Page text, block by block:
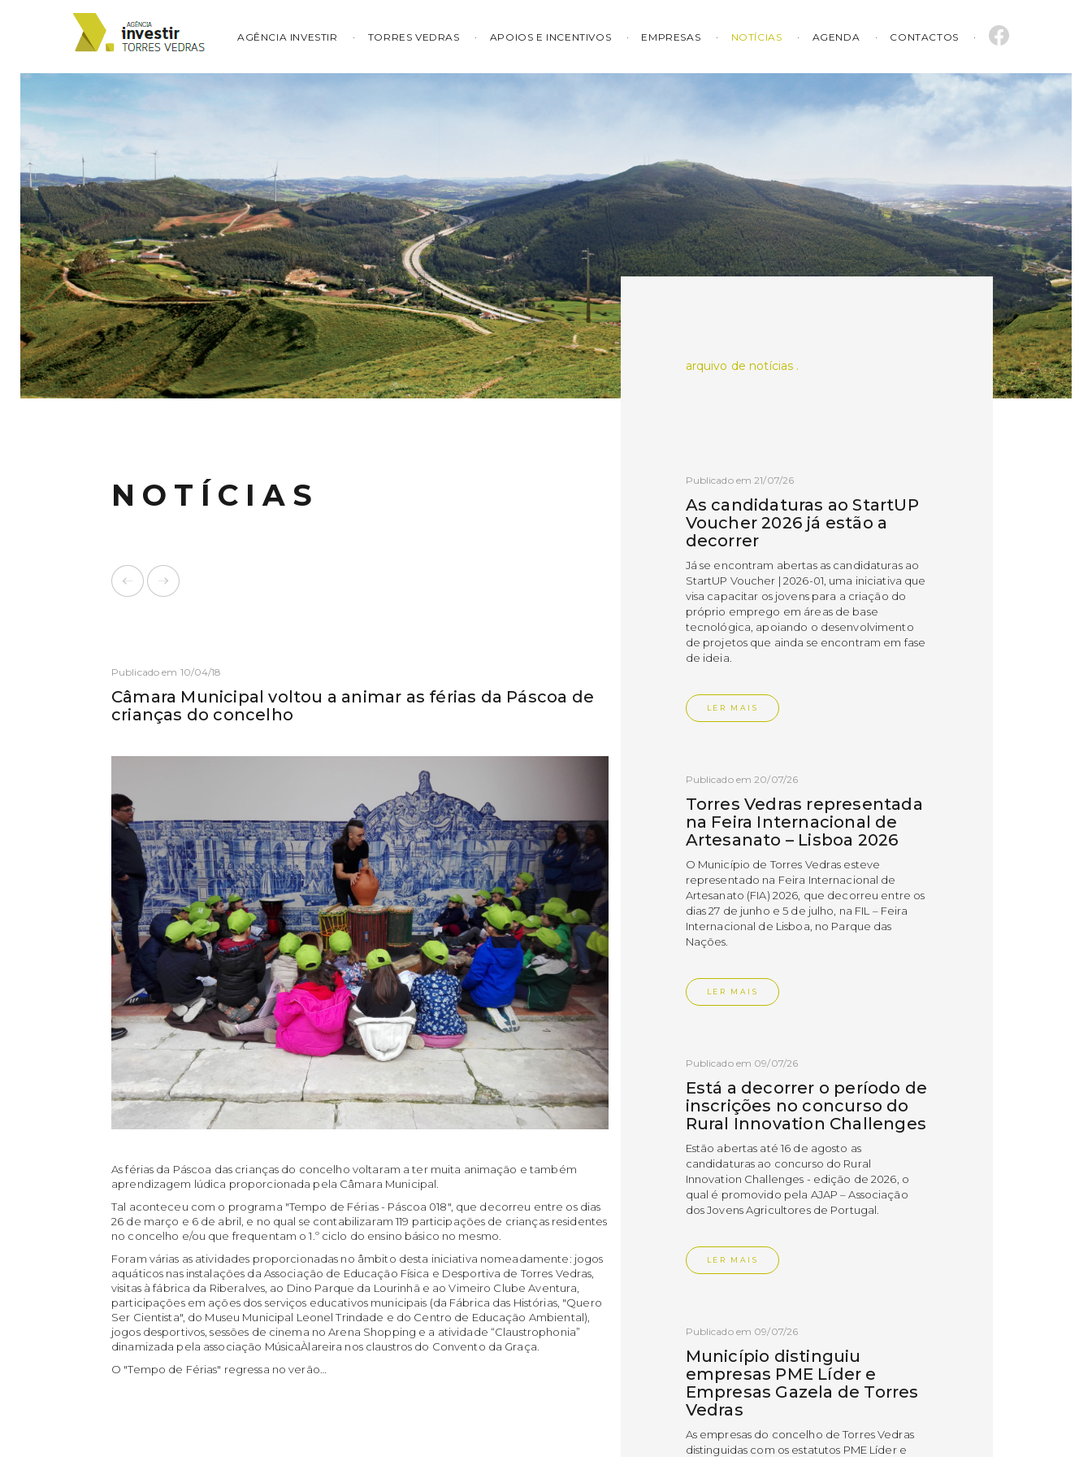
AGÊNCIA INVESTIR TORRES VEDRAS APOIOS E INCENTIVOS EMPRESAS NOTÍCIAS AGENDA CONTACTOS
NOTÍCIAS
Publicado em 10/04/18
Câmara Municipal voltou a animar as férias da Páscoa de
crianças do concelho
As férias da Páscoa das crianças do concelho voltaram a ter muita animação e também
aprendizagem lúdica proporcionada pela Câmara Municipal.
Tal aconteceu com o programa "Tempo de Férias - Páscoa 018", que decorreu entre os dias
26 de março e 6 de abril, e no qual se contabilizaram 119 participações de crianças residentes
no concelho e/ou que frequentam o 1.º ciclo do ensino básico no mesmo.
Foram várias as atividades proporcionadas no âmbito desta iniciativa nomeadamente: jogos
aquáticos nas instalações da Associação de Educação Física e Desportiva de Torres Vedras,
visitas à fábrica da Riberalves, ao Dino Parque da Lourinhã e ao Vimeiro Clube Aventura,
participações em ações dos serviços educativos municipais (da Fábrica das Histórias, "Quero
Ser Cientista", do Museu Municipal Leonel Trindade e do Centro de Educação Ambiental),
jogos desportivos, sessões de cinema no Arena Shopping e a atividade “Claustrophonia”
dinamizada pela associação MúsicaÀlareira nos claustros do Convento da Graça.
O "Tempo de Férias" regressa no verão…
arquivo de notícias .
Publicado em 21/07/26
As candidaturas ao StartUP
Voucher 2026 já estão a
decorrer
Já se encontram abertas as candidaturas ao
StartUP Voucher | 2026-01, uma iniciativa que
visa capacitar os jovens para a criação do
próprio emprego em áreas de base
tecnológica, apoiando o desenvolvimento
de projetos que ainda se encontram em fase
de ideia.
LER MAIS
Publicado em 20/07/26
Torres Vedras representada
na Feira Internacional de
Artesanato – Lisboa 2026
O Município de Torres Vedras esteve
representado na Feira Internacional de
Artesanato (FIA) 2026, que decorreu entre os
dias 27 de junho e 5 de julho, na FIL – Feira
Internacional de Lisboa, no Parque das
Nações.
LER MAIS
Publicado em 09/07/26
Está a decorrer o período de
inscrições no concurso do
Rural Innovation Challenges
Estão abertas até 16 de agosto as
candidaturas ao concurso do Rural
Innovation Challenges - edição de 2026, o
qual é promovido pela AJAP – Associação
dos Jovens Agricultores de Portugal.
LER MAIS
Publicado em 09/07/26
Município distinguiu
empresas PME Líder e
Empresas Gazela de Torres
Vedras
As empresas do concelho de Torres Vedras
distinguidas com os estatutos PME Líder e